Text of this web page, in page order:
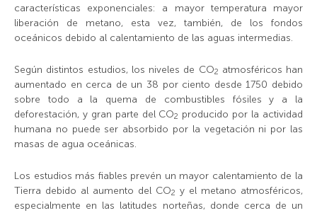
características exponenciales: a mayor temperatura mayor
liberación de metano, esta vez, también, de los fondos
oceánicos debido al calentamiento de las aguas intermedias.
Según distintos estudios, los niveles de CO2 atmosféricos han
aumentado en cerca de un 38 por ciento desde 1750 debido
sobre todo a la quema de combustibles fósiles y a la
deforestación, y gran parte del CO2 producido por la actividad
humana no puede ser absorbido por la vegetación ni por las
masas de agua oceánicas.
Los estudios más fiables prevén un mayor calentamiento de la
Tierra debido al aumento del CO2 y el metano atmosféricos,
especialmente en las latitudes norteñas, donde cerca de un